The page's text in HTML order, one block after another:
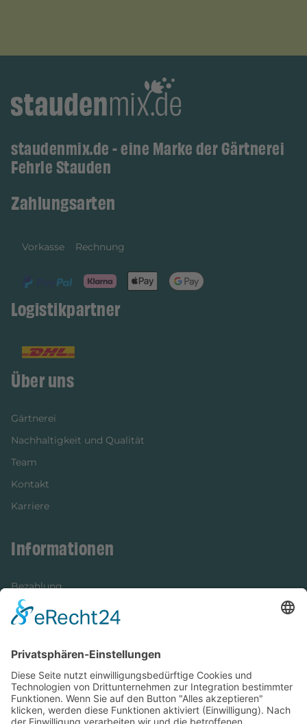
staudenmix.de - eine Marke der Gärtnerei
Fehrle Stauden
Zahlungsarten
Vorkasse Rechnung
Logistikpartner
Über uns
Gärtnerei
Nachhaltigkeit und Qualität
Team
Kontakt
Karriere
Informationen
Bezahlung
Newsletter
Versandinformationen
Verfügbarkeit/Verträglichkeit
Rechtliches